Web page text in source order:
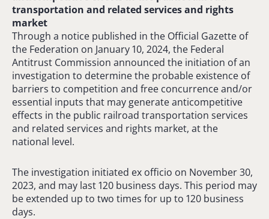
transportation and related services and rights
market
Through a notice published in the Official Gazette of
the Federation on January 10, 2024, the Federal
Antitrust Commission announced the initiation of an
investigation to determine the probable existence of
barriers to competition and free concurrence and/or
essential inputs that may generate anticompetitive
effects in the public railroad transportation services
and related services and rights market, at the
national level.
The investigation initiated ex officio on November 30,
2023, and may last 120 business days. This period may
be extended up to two times for up to 120 business
days.